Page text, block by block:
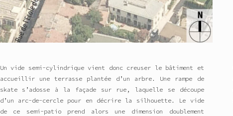
Un vide semi-cylindrique vient donc creuser le bâtiment et
accueillir une terrasse plantée d’un arbre. Une rampe de
skate s’adosse à la façade sur rue, laquelle se découpe
d’un arc-de-cercle pour en décrire la silhouette. Le vide
de ce semi-patio prend alors une dimension doublement